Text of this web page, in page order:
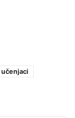
učenjaci